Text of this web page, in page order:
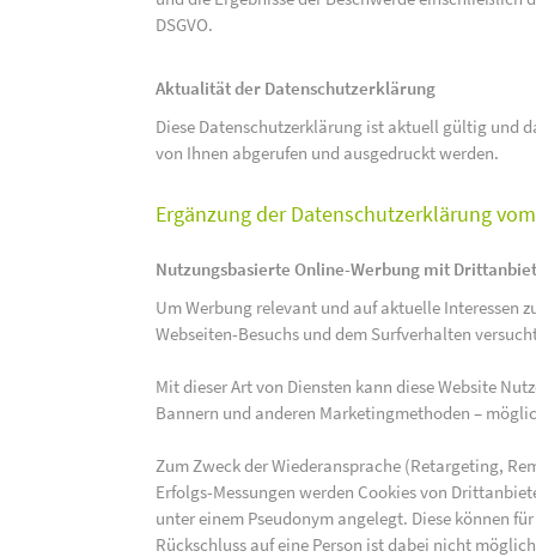
DSGVO.
Aktualität der Datenschutzerklärung
Diese Datenschutzerklärung ist aktuell gültig und
von Ihnen abgerufen und ausgedruckt werden.
Ergänzung der Datenschutzerklärung
Nutzungsbasierte Online-Werbung mit
Um Werbung relevant und auf aktuelle Interessen
Webseiten-Besuchs und dem Surfverhalten
Mit dieser Art von Diensten kann diese Website
Bannern und anderen Marketingmethoden –
Zum Zweck der Wiederansprache (Retargeting,
Erfolgs-Messungen werden Cookies von
unter einem Pseudonym angelegt. Diese können
Rückschluss auf eine Person ist dabei nicht